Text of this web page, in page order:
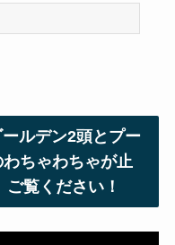
ルデン2頭とプー
ちゃわちゃが止
覧ください！